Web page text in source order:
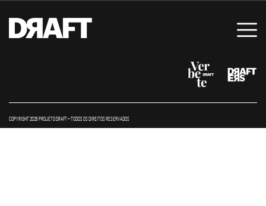
COPYRIGHT 2026 PROJETO DRAFT – TODOS OS DIREITOS RESERVADOS